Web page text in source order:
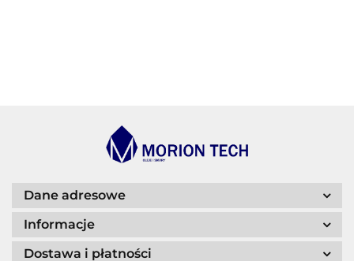
Dane adresowe
Informacje
Dostawa i płatności